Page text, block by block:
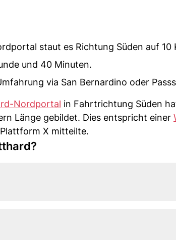
staut es Richtung Süden auf 10
und 40 Minuten.
via San Bernardino oder
Nordportal in Fahrtrichtung Süden
Länge gebildet. Dies entspricht einer
X mitteilte.